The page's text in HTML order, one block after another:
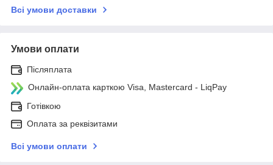
Всі умови доставки
Умови оплати
Післяплата
Онлайн-оплата карткою Visa, Mastercard - LiqPay
Готівкою
Оплата за реквізитами
Всі умови оплати